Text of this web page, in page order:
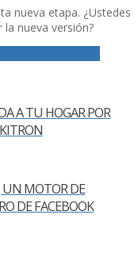
nueva etapa. ¿Ustedes
nueva versión?
A TU HOGAR POR
UN MOTOR DE
DE FACEBOOK